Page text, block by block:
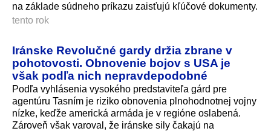
na základe súdneho príkazu zaisťujú kľúčové dokumenty.
tento rok
Iránske Revolučné gardy držia zbrane v
pohotovosti. Obnovenie bojov s USA je
však podľa nich nepravdepodobné
Podľa vyhlásenia vysokého predstaviteľa gárd pre
agentúru Tasním je riziko obnovenia plnohodnotnej vojny
nízke, keďže americká armáda je v regióne oslabená.
Zároveň však varoval, že iránske sily čakajú na